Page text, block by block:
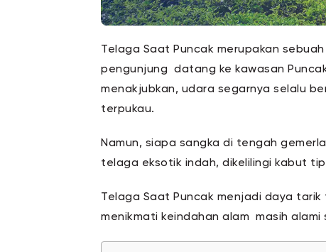
Telaga Saat Puncak merupakan
pengunjung datang ke kawasan
menakjubkan, udara segarnya selalu
terpukau.
Namun, siapa sangka di tengah
telaga eksotik indah, dikelilingi kabut
Telaga Saat Puncak menjadi daya
menikmati keindahan alam masih alami